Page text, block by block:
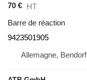
70 € HT
Barre de réaction
9423501905
Allemagne, Bendorf